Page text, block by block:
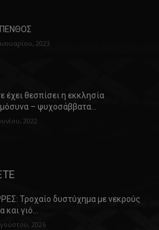
2023
έχει θεσπίσει η εκκλησία
– ψυχοσάββατα…
2022
Τροχαίο δυστύχημα με νεκρούς
και γιό…
2026